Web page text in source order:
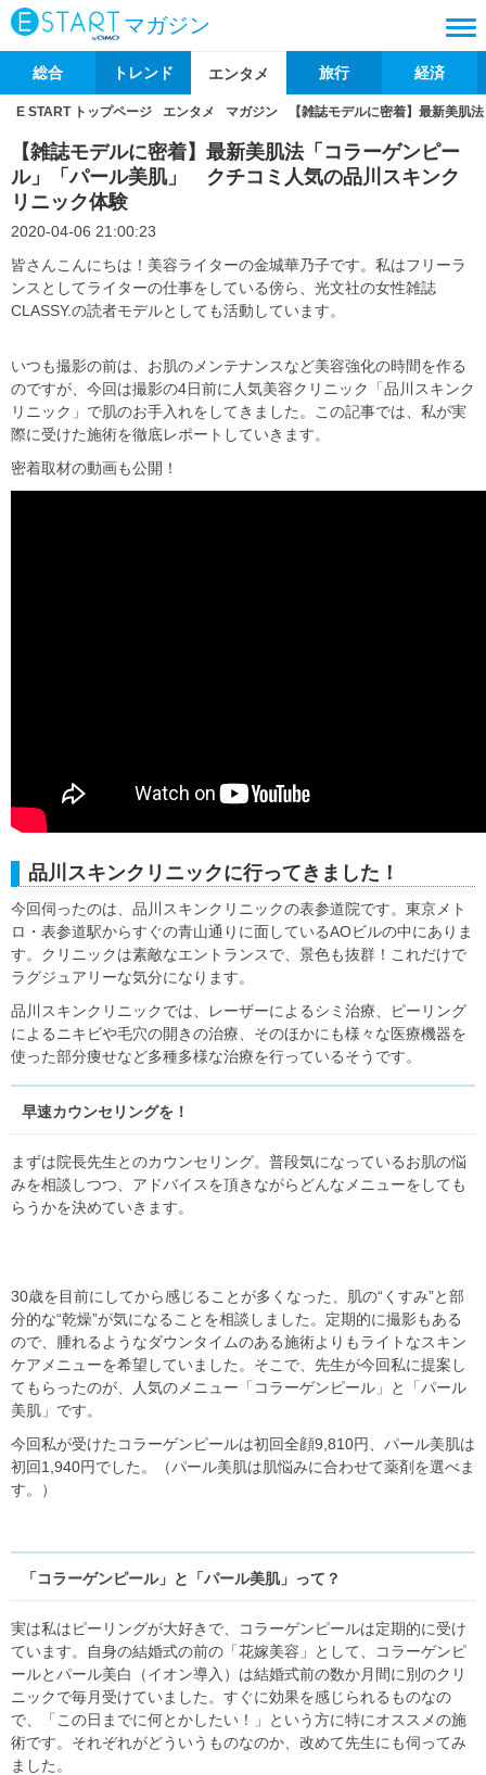
マガジン
総合 トレンド エンタメ 旅行 経済
E START トップページ エンタメ マガジン 【雑誌モデルに密着】最新美肌
【雑誌モデルに密着】最新美肌法「コラーゲンピー
ル」「パール美肌」 クチコミ人気の品川スキンク
リニック体験
2020-04-06 21:00:23
皆さんこんにちは！美容ライターの金城華乃子です。私はフリーラ
ンスとしてライターの仕事をしている傍ら、光文社の女性雑誌
CLASSY.の読者モデルとしても活動しています。
いつも撮影の前は、お肌のメンテナンスなど美容強化の時間を作る
のですが、今回は撮影の4日前に人気美容クリニック「品川スキンク
リニック」で肌のお手入れをしてきました。この記事では、私が実
際に受けた施術を徹底レポートしていきます。
密着取材の動画も公開！
品川スキンクリニックに行ってきました！
今回伺ったのは、品川スキンクリニックの表参道院です。東京メト
ロ・表参道駅からすぐの青山通りに面しているAOビルの中にありま
す。クリニックは素敵なエントランスで、景色も抜群！これだけで
ラグジュアリーな気分になります。
品川スキンクリニックでは、レーザーによるシミ治療、ピーリング
によるニキビや毛穴の開きの治療、そのほかにも様々な医療機器を
使った部分痩せなど多種多様な治療を行っているそうです。
早速カウンセリングを！
まずは院長先生とのカウンセリング。普段気になっているお肌の悩
みを相談しつつ、アドバイスを頂きながらどんなメニューをしても
らうかを決めていきます。
30歳を目前にしてから感じることが多くなった、肌の“くすみ”と部
分的な“乾燥”が気になることを相談しました。定期的に撮影もある
ので、腫れるようなダウンタイムのある施術よりもライトなスキン
ケアメニューを希望していました。そこで、先生が今回私に提案し
てもらったのが、人気のメニュー「コラーゲンピール」と「パール
美肌」です。
今回私が受けたコラーゲンピールは初回全顔9,810円、パール美肌は
初回1,940円でした。（パール美肌は肌悩みに合わせて薬剤を選べま
す。）
「コラーゲンピール」と「パール美肌」って？
実は私はピーリングが大好きで、コラーゲンピールは定期的に受け
ています。自身の結婚式の前の「花嫁美容」として、コラーゲンピ
ールとパール美白（イオン導入）は結婚式前の数か月間に別のクリ
ニックで毎月受けていました。すぐに効果を感じられるものなの
で、「この日までに何とかしたい！」という方に特にオススメの施
術です。それぞれがどういうものなのか、改めて先生にも伺ってみ
ました。